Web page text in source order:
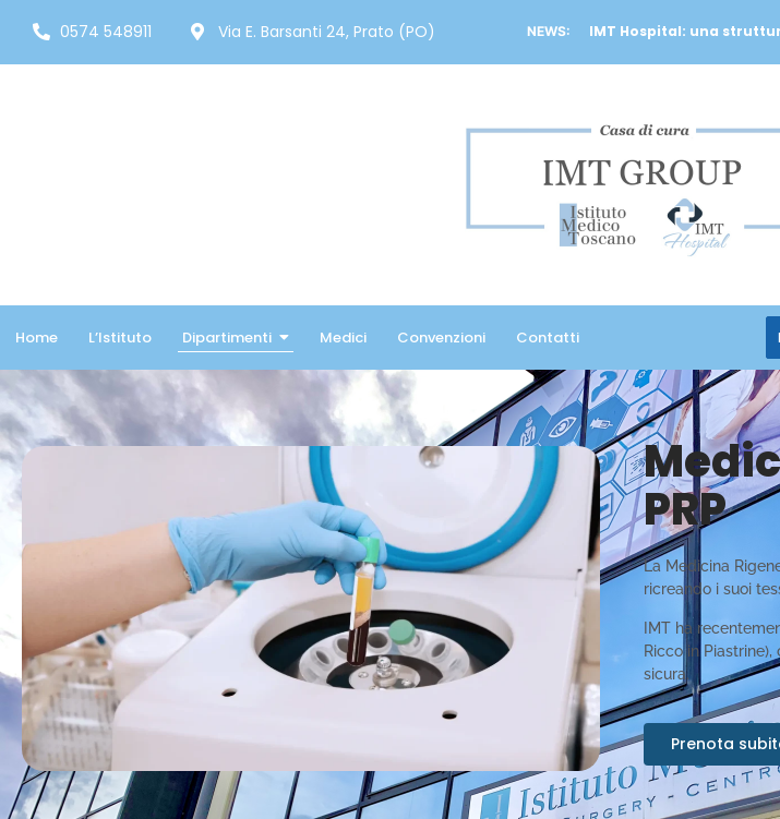
0574 548911 Via E. Barsanti 24, Prato (PO) NEWS: IMT Hospital: una
Home L’Istituto Dipartimenti Medici Convenzioni Contatti
PRP
La Medicina
ricreando i suoi
IMT ha
Ricco in
sicura.
Prenota